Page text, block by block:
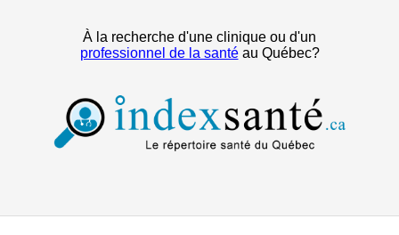
À la recherche d'une clinique ou d'un
professionnel de la santéau Québec?